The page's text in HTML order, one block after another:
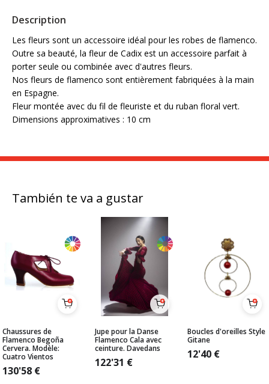
Description
Les fleurs sont un accessoire idéal pour les robes de flamenco.
Outre sa beauté, la fleur de Cadix est un accessoire parfait à
porter seule ou combinée avec d'autres fleurs.
Nos fleurs de flamenco sont entièrement fabriquées à la main
en Espagne.
Fleur montée avec du fil de fleuriste et du ruban floral vert.
Dimensions approximatives : 10 cm
También te va a gustar
Chaussures de
Flamenco Begoña
Cervera. Modèle:
Cuatro Vientos
130'58 €
Jupe pour la Danse
Flamenco Cala avec
ceinture. Davedans
122'31 €
Boucles d'oreilles Style
Gitane
12'40 €